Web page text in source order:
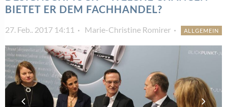
BIETET ER DEM FACHHANDEL?
27. Feb.. 2017 14:11 Marie-Christine Romirer ALLGEMEIN